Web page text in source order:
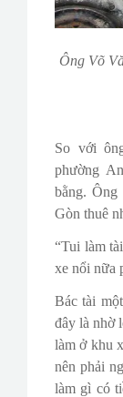
Ông Võ
So với
phường
bằng.
Gòn thuê
“Tui làm
xe nổi nữa
Bác tài
đây là nhờ
làm ở khu
nên phải
làm gì có